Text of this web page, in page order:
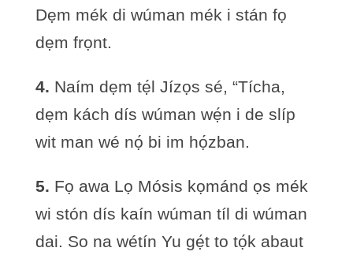
Dẹm mék di wúman mék i stán fọ
dẹm frọnt.
4. Naím dẹm tẹ́l Jízọs sé, “Tícha,
dẹm kách dís wúman wẹ́n i de slíp
wit man wé nọ́ bi im họ́zban.
5. Fọ awa Lọ Mósis kọmánd ọs mék
wi stón dís kaín wúman tíl di wúman
dai. So na wétín Yu gẹ́t to tọ́k abaut